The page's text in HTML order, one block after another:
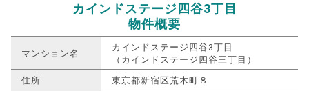
カインドステージ四谷3丁目
物件概要
マンション名
カインドステージ四谷3丁目
（カインドステージ四谷三丁目）
住所
東京都新宿区荒木町８